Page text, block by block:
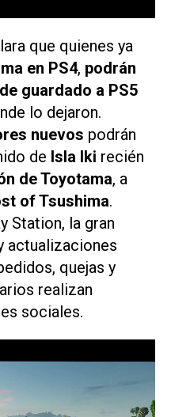
que quienes ya
en PS4, podrán
guardado a PS5
lo dejaron.
nuevos podrán
de Isla Iki recién
de Toyotama, a
of Tsushima.
Station, la gran
actualizaciones
quejas y
realizan
sociales.